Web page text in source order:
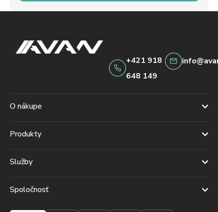
+421 918
648 149
O nákupe
Produkty
Služby
Spoločnosť